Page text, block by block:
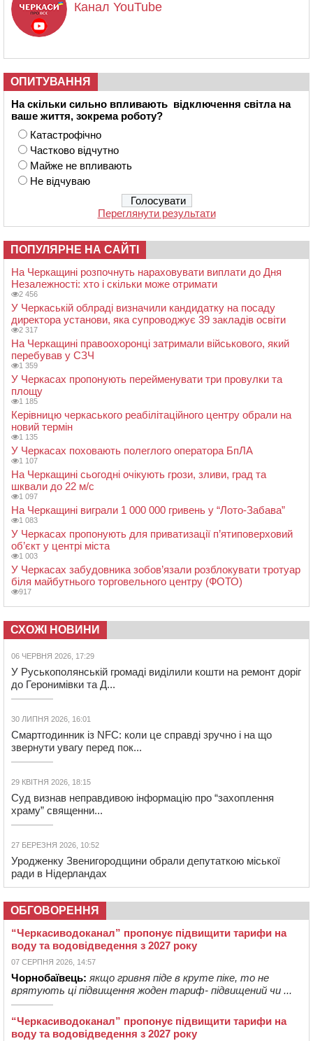
Канал YouTube
ОПИТУВАННЯ
На скільки сильно впливають відключення світла на
ваше життя, зокрема роботу?
Катастрофічно
Частково відчутно
Майже не впливають
Не відчуваю
Переглянути результати
ПОПУЛЯРНЕ НА САЙТІ
На Черкащині розпочнуть нараховувати виплати до Дня
Незалежності: хто і скільки може отримати
2 456
У Черкаській облраді визначили кандидатку на посаду
директора установи, яка супроводжує 39 закладів освіти
2 317
На Черкащині правоохоронці затримали військового, який
перебував у СЗЧ
1 359
У Черкасах пропонують перейменувати три провулки та
площу
1 185
Керівницю черкаського реабілітаційного центру обрали на
новий термін
1 135
У Черкасах поховають полеглого оператора БпЛА
1 107
На Черкащині сьогодні очікують грози, зливи, град та
шквали до 22 м/с
1 097
На Черкащині виграли 1 000 000 гривень у “Лото-Забава”
1 083
У Черкасах пропонують для приватизації п’ятиповерховий
об’єкт у центрі міста
1 003
У Черкасах забудовника зобов’язали розблокувати тротуар
біля майбутнього торговельного центру (ФОТО)
917
СХОЖІ НОВИНИ
06 ЧЕРВНЯ 2026, 17:29
У Руськополянській громаді виділили кошти на ремонт доріг
до Геронимівки та Д...
30 ЛИПНЯ 2026, 16:01
Смартгодинник із NFC: коли це справді зручно і на що
звернути увагу перед пок...
29 КВІТНЯ 2026, 18:15
Суд визнав неправдивою інформацію про “захоплення
храму” священни...
27 БЕРЕЗНЯ 2026, 10:52
Уродженку Звенигородщини обрали депутаткою міської
ради в Нідерландах
ОБГОВОРЕННЯ
“Черкасиводоканал” пропонує підвищити тарифи на
воду та водовідведення з 2027 року
07 СЕРПНЯ 2026, 14:57
Чорнобаївець: якщо гривня піде в круте піке, то не
врятують ці підвищення жоден тариф- підвищений чи ...
“Черкасиводоканал” пропонує підвищити тарифи на
воду та водовідведення з 2027 року